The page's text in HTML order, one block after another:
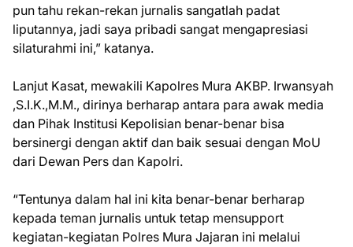
pun tahu rekan-rekan jurnalis sangatlah padat
liputannya, jadi saya pribadi sangat mengapresiasi
silaturahmi ini,” katanya.
Lanjut Kasat, mewakili Kapolres Mura AKBP. Irwansyah
,S.I.K.,M.M., dirinya berharap antara para awak media
dan Pihak Institusi Kepolisian benar-benar bisa
bersinergi dengan aktif dan baik sesuai dengan MoU
dari Dewan Pers dan Kapolri.
“Tentunya dalam hal ini kita benar-benar berharap
kepada teman jurnalis untuk tetap mensupport
kegiatan-kegiatan Polres Mura Jajaran ini melalui